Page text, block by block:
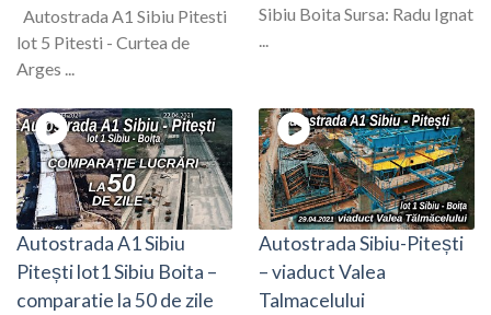
Autostrada A1 Sibiu Pitesti
lot 5 Pitesti - Curtea de
Arges ...
Sibiu Boita Sursa: Radu Ignat
...
Autostrada A1 Sibiu
Pitești lot1 Sibiu Boita –
comparatie la 50 de zile
Autostrada Sibiu-Pitești
– viaduct Valea
Talmacelului